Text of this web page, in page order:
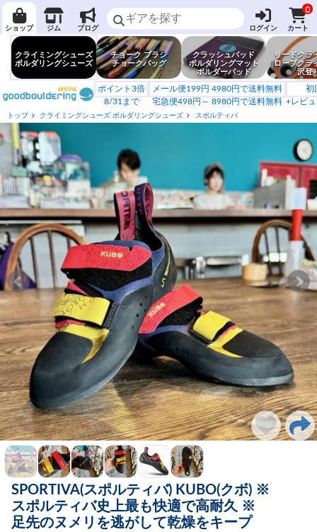
ショップ ジム ブログ ログイン
0
カート
クライミングシューズ
ボルダリングシューズ
チョーク ブラシ
チョークバッグ
クラッシュパッド
ボルダリングマット
ボルダーパッド
リードクラ
ロープクラ
沢登
ポイント3倍
8/31まで
メール便199円 4980円で送料無料
宅急便498円～ 8980円で送料無料
初
+レビ
トップ クライミングシューズ ボルダリングシューズ スポルティバ
SPORTIVA(スポルティバ) KUBO(クボ) ※
スポルティバ史上最も快適で高耐久 ※
足先のヌメリを逃がして乾燥をキープ